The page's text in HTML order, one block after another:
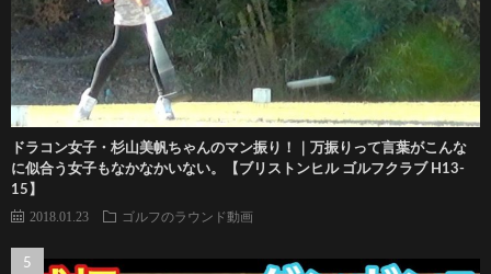
ドラコン女子・杉山美帆ちゃんのマン振り！｜万振りって言葉がこんな
に似合う女子もなかなかいない。【ブリストンヒル ゴルフクラブ H13-
15】
2018.01.23 ゴルフのラウンド動画